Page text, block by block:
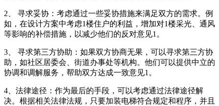
2、 ‌寻求妥协‌：考虑通过一些妥协措施来满足双方的需求。例
如，在设计方案中考虑1楼住户的利益，增加对1楼采光、通风
等影响的补偿措施，以减少他们的反对意见‌1。
3、 ‌寻求第三方协助‌：如果双方协商无果，可以寻求第三方协
助，如社区居委会、街道办事处等机构。他们可以提供中立的
协调和调解服务，帮助双方达成一致意见‌1。
4、‌法律途径‌：作为最后的手段，可以考虑通过法律途径解
决。根据相关法律法规，只要加装电梯符合规定和程序，并且